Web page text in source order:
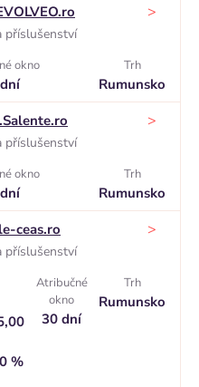
příslušenství
>
okno Trh
Rumunsko
příslušenství
>
okno Trh
Rumunsko
ceas.ro
příslušenství
>
%
Atribučné
okno
30 dní
Trh
Rumunsko